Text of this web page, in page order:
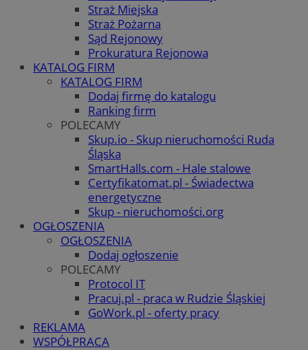
Straż Miejska
Straż Pożarna
Sąd Rejonowy
Prokuratura Rejonowa
KATALOG FIRM
KATALOG FIRM
Dodaj firmę do katalogu
Ranking firm
POLECAMY
Skup.io - Skup nieruchomości Ruda
Śląska
SmartHalls.com - Hale stalowe
Certyfikatomat.pl - Świadectwa
energetyczne
Skup - nieruchomości.org
OGŁOSZENIA
OGŁOSZENIA
Dodaj ogłoszenie
POLECAMY
Protocol IT
Pracuj.pl - praca w Rudzie Śląskiej
GoWork.pl - oferty pracy
REKLAMA
WSPÓŁPRACA